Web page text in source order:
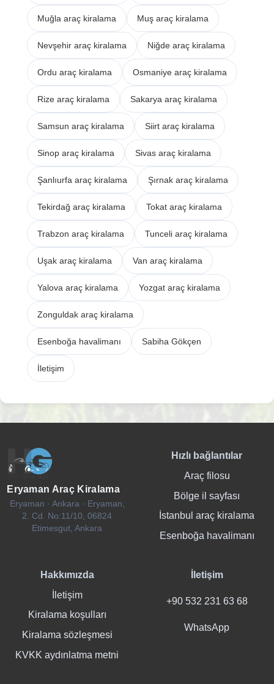
Muğla araç kiralama Muş araç kiralama
Nevşehir araç kiralama Niğde araç kiralama
Ordu araç kiralama Osmaniye araç kiralama
Rize araç kiralama Sakarya araç kiralama
Samsun araç kiralama Siirt araç kiralama
Sinop araç kiralama Sivas araç kiralama
Şanlıurfa araç kiralama Şırnak araç kiralama
Tekirdağ araç kiralama Tokat araç kiralama
Trabzon araç kiralama Tunceli araç kiralama
Uşak araç kiralama Van araç kiralama
Yalova araç kiralama Yozgat araç kiralama
Zonguldak araç kiralama
Esenboğa havalimanı Sabiha Gökçen
İletişim
Eryaman Araç Kiralama
Eryaman · Ankara · Eryaman,
2. Cd. No:11/10, 06824
Etimesgut, Ankara
Hızlı bağlantılar
Araç filosu
Bölge il sayfası
İstanbul araç kiralama
Esenboğa havalimanı
Hakkımızda
İletişim
Kiralama koşulları
Kiralama sözleşmesi
KVKK aydınlatma metni
İletişim
+90 532 231 63 68
WhatsApp